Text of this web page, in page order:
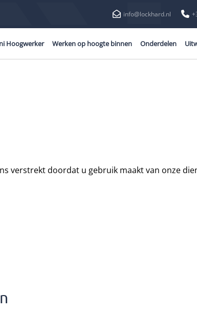
info@lockhard.nl
Hoogwerker Werken op hoogte binnen Onderdelen
verstrekt doordat u gebruik maakt van onze